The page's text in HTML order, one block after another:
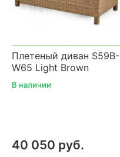
Плетеный диван S59B-
W65 Light Brown
В наличии
40 050 руб.